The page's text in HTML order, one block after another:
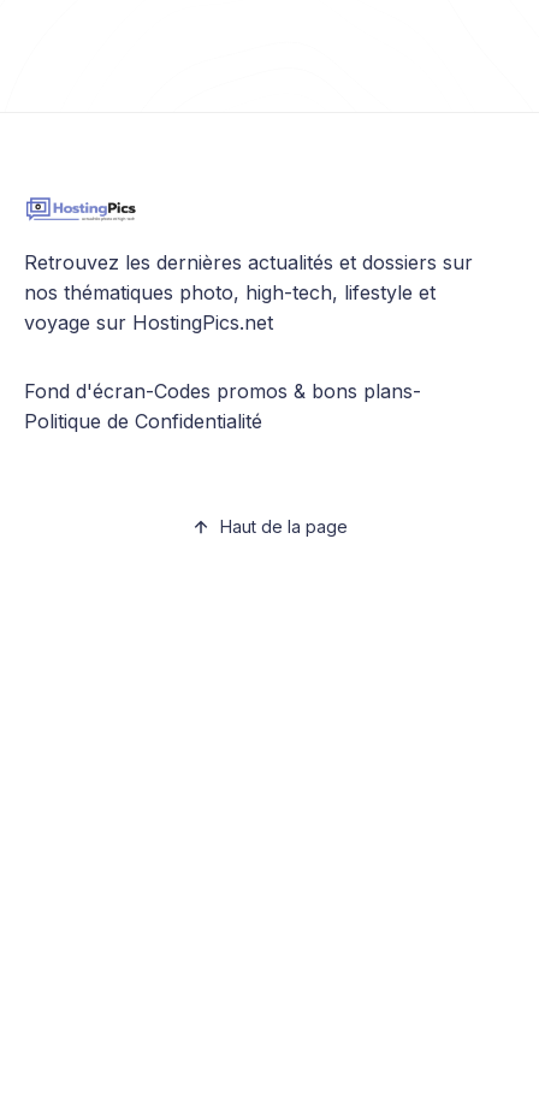
Retrouvez les dernières actualités et dossiers sur
nos thématiques photo, high-tech, lifestyle et
voyage sur HostingPics.net
Fond d'écran-Codes promos & bons plans-
Politique de Confidentialité
Haut de la page